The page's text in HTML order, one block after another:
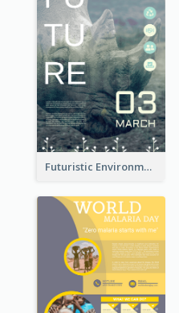
Futuristic Environmentally Friendly Messages Poster Design